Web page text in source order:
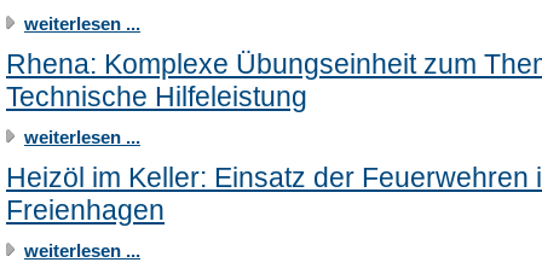
weiterlesen ...
Rhena: Komplexe Übungseinheit zum
Technische Hilfeleistung
weiterlesen ...
Heizöl im Keller: Einsatz der Feuerwehren
Freienhagen
weiterlesen ...